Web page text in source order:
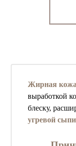
Жирная кожа
выработкой
блеску,
угревой